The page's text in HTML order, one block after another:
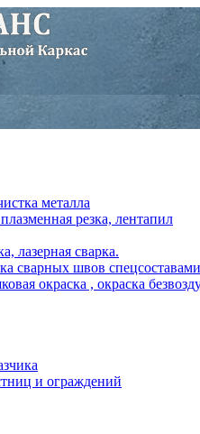
металла
резка, лентапил
лазерная сварка.
сварных швов
окраска , окраска
и ограждений